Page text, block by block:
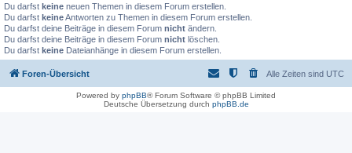
Du darfst keine neuen Themen in diesem Forum erstellen.
Du darfst keineAntworten zu Themen in diesem Forum erstellen.
Du darfst deine Beiträge in diesem Forum nicht ändern.
Du darfst deine Beiträge in diesem Forum nicht löschen.
Du darfst keine Dateianhänge in diesem Forum erstellen.
Foren-Übersicht Alle Zeiten sind UTC
Powered by phpBB® Forum Software © phpBB Limited
Deutsche Übersetzung durch phpBB.de